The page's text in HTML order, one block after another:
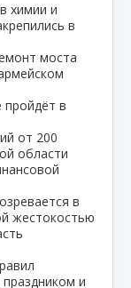
химии и
в
моста
в
от 200
области
в
жестокостью
и